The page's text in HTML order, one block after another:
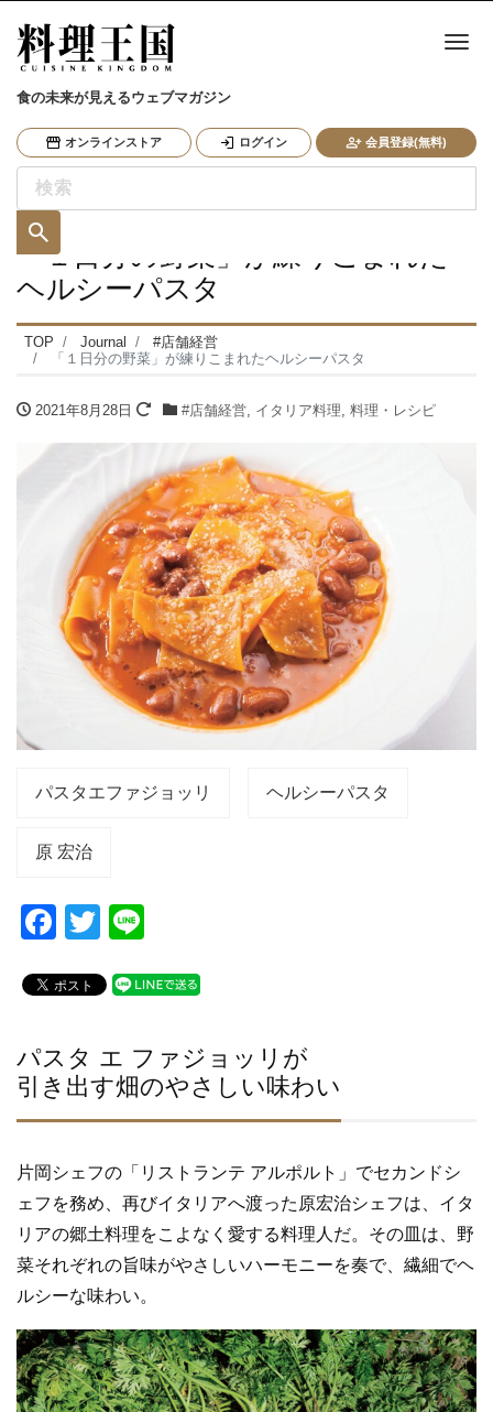
食の未来が見えるウェブマガジン
オンラインストア ログイン 会員登録(無料)
ナ
「１日分の野菜」が練りこまれた
ヘルシーパスタ
TOP Journal
#店舗経営
「１日分の野菜」が練りこまれたヘルシーパスタ
2021年8月28日 #店舗経営, イタリア料理, 料理・レシピ
パスタエファジョッリ ヘルシーパスタ
原 宏治
F
c
b
o
o
k
T
tt
e
パスタ エ ファジョッリが
引き出す畑のやさしい味わい
片岡シェフの「リストランテ アルポルト」でセカンドシ
ェフを務め、再びイタリアへ渡った原宏治シェフは、イタ
リアの郷土料理をこよなく愛する料理人だ。その皿は、野
菜それぞれの旨味がやさしいハーモニーを奏で、繊細でヘ
ルシーな味わい。